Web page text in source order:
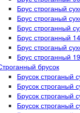
Брус строганый
Брус строганый
Брус строганный
Брус строганный
Брус строганый
Брус строганный
брусок
Брусок строганый
Брусок строганый
Брусок строганый
Брусок строганый